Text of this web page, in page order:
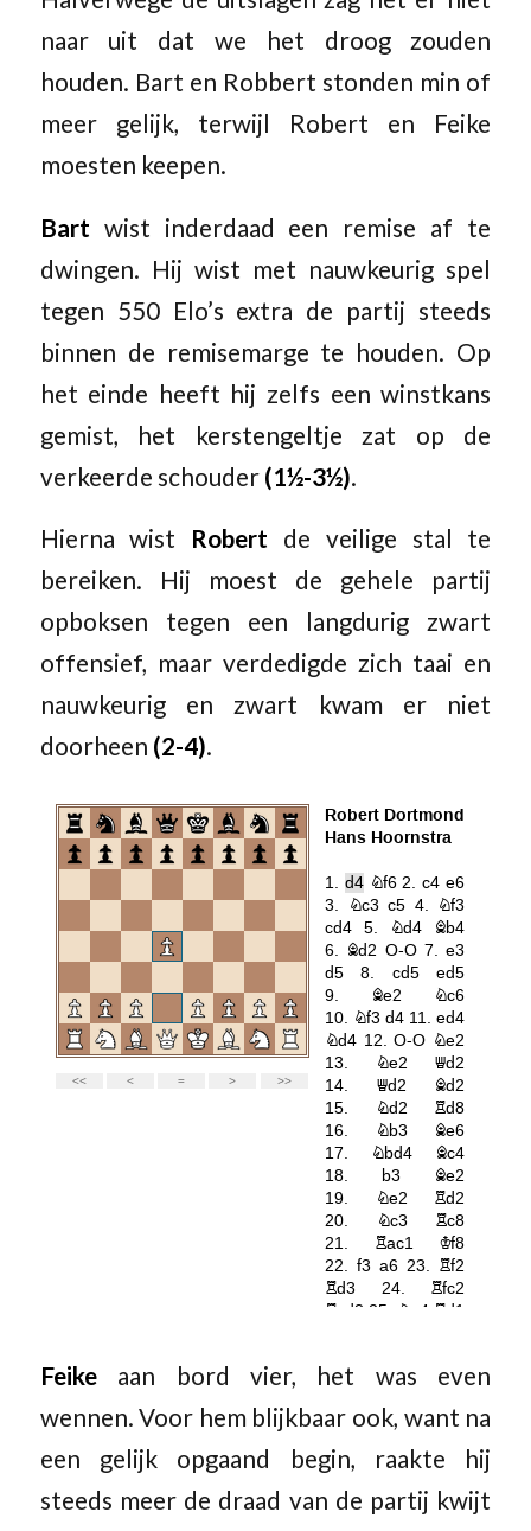
naar uit dat we het droog zouden
houden. Bart en Robbert stonden min of
meer gelijk, terwijl Robert en Feike
moesten keepen.
Bart wist inderdaad een remise af te
dwingen. Hij wist met nauwkeurig spel
tegen 550 Elo’s extra de partij steeds
binnen de remisemarge te houden. Op
het einde heeft hij zelfs een winstkans
gemist, het kerstengeltje zat op de
verkeerde schouder (1½-3½).
Hierna wist Robert de veilige stal te
bereiken. Hij moest de gehele partij
opboksen tegen een langdurig zwart
offensief, maar verdedigde zich taai en
nauwkeurig en zwart kwam er niet
doorheen (2-4).
Feikeaan bord vier, het was even
wennen. Voor hem blijkbaar ook, want na
een gelijk opgaand begin, raakte hij
steeds meer de draad van de partij kwijt